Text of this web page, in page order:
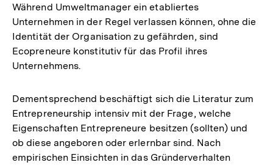
Während Umweltmanager ein etabliertes
Unternehmen in der Regel verlassen können, ohne die
Identität der Organisation zu gefährden, sind
Ecopreneure konstitutiv für das Profil ihres
Unternehmens.
Dementsprechend beschäftigt sich die Literatur zum
Entrepreneurship intensiv mit der Frage, welche
Eigenschaften Entrepreneure besitzen (sollten) und
ob diese angeboren oder erlernbar sind. Nach
empirischen Einsichten in das Gründerverhalten